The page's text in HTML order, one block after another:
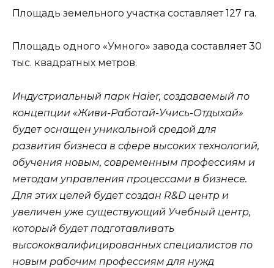
Площадь земельного участка составляет 127 га.
Площадь одного «Умного» завода составляет 30
тыс. квадратных метров.
Индустриальный парк Haier, создаваемый по
концепции «Живи-Работай-Учись-Отдыхай»
будет оснащен уникальной средой для
развития бизнеса в сфере высоких технологий,
обучения новым, современным профессиям и
методам управления процессами в бизнесе.
Для этих целей будет создан R&D центр и
увеличен уже существующий Учебный центр,
который будет подготавливать
высококвалифицированных специалистов по
новым рабочим профессиям для нужд